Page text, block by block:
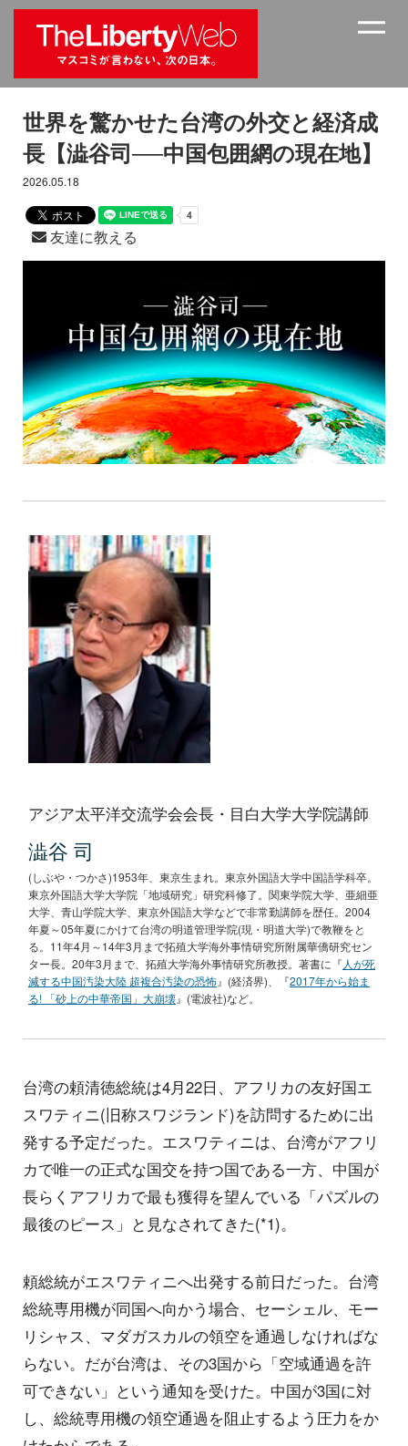
世界を驚かせた台湾の外交と経済成
長【澁谷司──中国包囲網の現在地】
2026.05.18
友達に教える
アジア太平洋交流学会会長・目白大学大学院講師
澁谷 司
(しぶや・つかさ)1953年、東京生まれ。東京外国語大学中国語学科卒。
東京外国語大学大学院「地域研究」研究科修了。関東学院大学、亜細亜
大学、青山学院大学、東京外国語大学などで非常勤講師を歴任。2004
年夏～05年夏にかけて台湾の明道管理学院(現・明道大学)で教鞭をと
る。11年4月～14年3月まで拓殖大学海外事情研究所附属華僑研究セン
ター長。20年3月まで、拓殖大学海外事情研究所教授。著書に『 人が死
滅する中国汚染大陸 超複合汚染の恐怖』(経済界)、『2017年から始ま
る! 「砂上の中華帝国」大崩壊』(電波社)など。
台湾の頼清徳総統は4月22日、アフリカの友好国エ
スワティニ(旧称スワジランド)を訪問するために出
発する予定だった。エスワティニは、台湾がアフリ
カで唯一の正式な国交を持つ国である一方、中国が
長らくアフリカで最も獲得を望んでいる「パズルの
最後のピース」と見なされてきた(*1)。
頼総統がエスワティニへ出発する前日だった。台湾
総統専用機が同国へ向かう場合、セーシェル、モー
リシャス、マダガスカルの領空を通過しなければな
らない。だが台湾は、その3国から「空域通過を許
可できない」という通知を受けた。中国が3国に対
し、総統専用機の領空通過を阻止するよう圧力をか